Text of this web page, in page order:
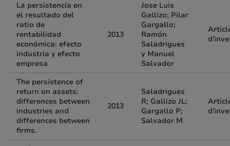
La persistencia en
el resultado del
ratio de
rentabilidad
económica: efecto
industria y efecto
empresa
2013
Jose Luis
Gallizo; Pilar
Gargallo;
Ramón
Saladrigues
y Manuel
Salvador
The persistence of
return on assets:
differences between
industries and
differences between
firms.
2013
Saladrigues
R; Gallizo JL;
Gargallo P;
Salvador M